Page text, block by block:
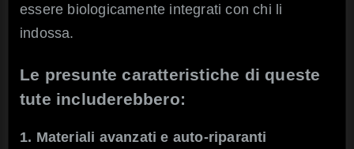
essere biologicamente integrati con chi li
indossa.
Le presunte caratteristiche di queste
tute includerebbero:
1. Materiali avanzati e auto-riparanti